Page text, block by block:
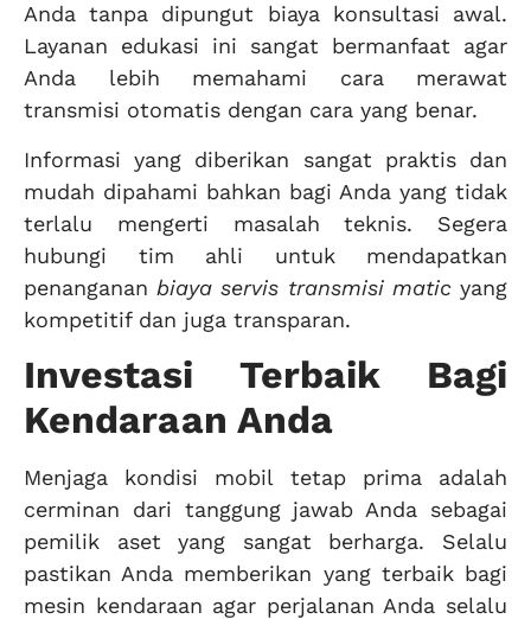
Anda tanpa dipungut biaya konsultasi awal.
Layanan edukasi ini sangat bermanfaat agar
Anda lebih memahami cara merawat
transmisi otomatis dengan cara yang benar.
Informasi yang diberikan sangat praktis dan
mudah dipahami bahkan bagi Anda yang tidak
terlalu mengerti masalah teknis. Segera
hubungi tim ahli untuk mendapatkan
penanganan biaya servis transmisi maticyang
kompetitif dan juga transparan.
Investasi Terbaik Bagi
Kendaraan Anda
Menjaga kondisi mobil tetap prima adalah
cerminan dari tanggung jawab Anda sebagai
pemilik aset yang sangat berharga. Selalu
pastikan Anda memberikan yang terbaik bagi
mesin kendaraan agar perjalanan Anda selalu